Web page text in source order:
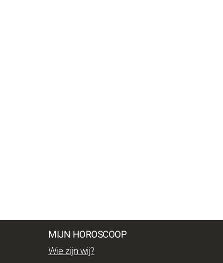
MIJN HOROSCOOP
Wie zijn wij?